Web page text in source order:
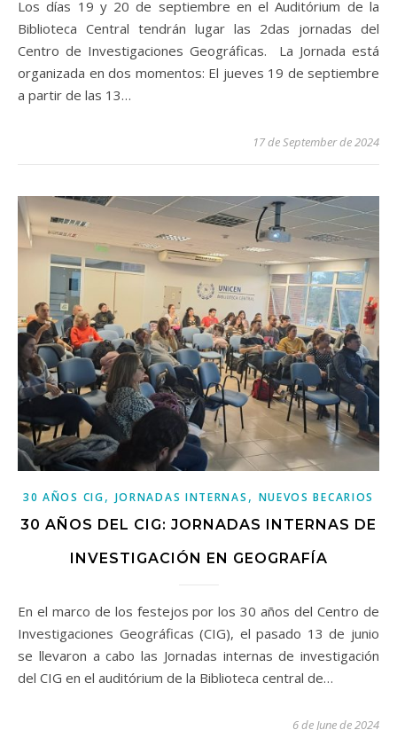
Los días 19 y 20 de septiembre en el Auditórium de la
Biblioteca Central tendrán lugar las 2das jornadas del
Centro de Investigaciones Geográficas. La Jornada está
organizada en dos momentos: El jueves 19 de septiembre
a partir de las 13…
17 de September de 2024
30 AÑOS CIG, JORNADAS INTERNAS , NUEVOS BECARIOS
30 AÑOS DEL CIG: JORNADAS INTERNAS DE
INVESTIGACIÓN EN GEOGRAFÍA
En el marco de los festejos por los 30 años del Centro de
Investigaciones Geográficas (CIG), el pasado 13 de junio
se llevaron a cabo las Jornadas internas de investigación
del CIG en el auditórium de la Biblioteca central de…
6 de June de 2024